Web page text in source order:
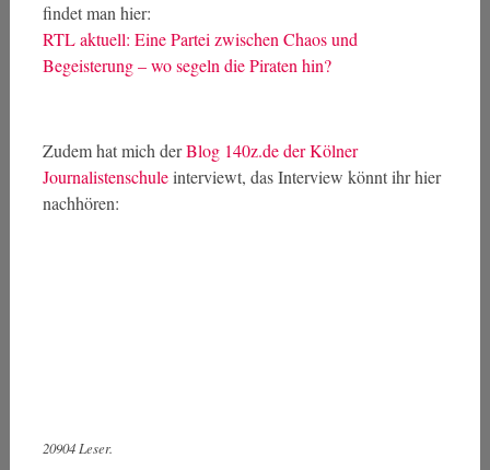
findet man hier:
RTL aktuell: Eine Partei zwischen Chaos und
Begeisterung – wo segeln die Piraten hin?
Zudem hat mich derBlog 140z.de der Kölner
Journalistenschuleinterviewt, das Interview könnt ihr hier
nachhören:
20904 Leser.